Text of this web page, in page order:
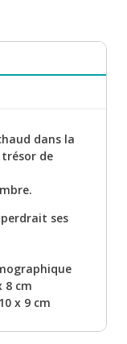
dans la
de
ses
8 cm
x 9 cm